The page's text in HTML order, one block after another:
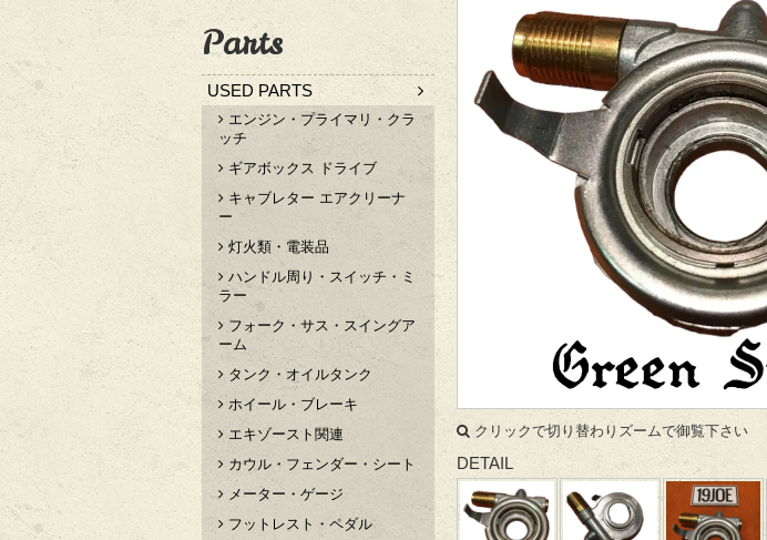
クリックで切り替わりズームで御覧下さい
DETAIL
Parts
USED PARTS
エンジン・プライマリ・クラ
ッチ
ギアボックス ドライブ
キャブレター エアクリーナ
ー
灯火類・電装品
ハンドル周り・スイッチ・ミ
ラー
フォーク・サス・スイングア
ーム
タンク・オイルタンク
ホイール・ブレーキ
エキゾースト関連
カウル・フェンダー・シート
メーター・ゲージ
フットレスト・ペダル